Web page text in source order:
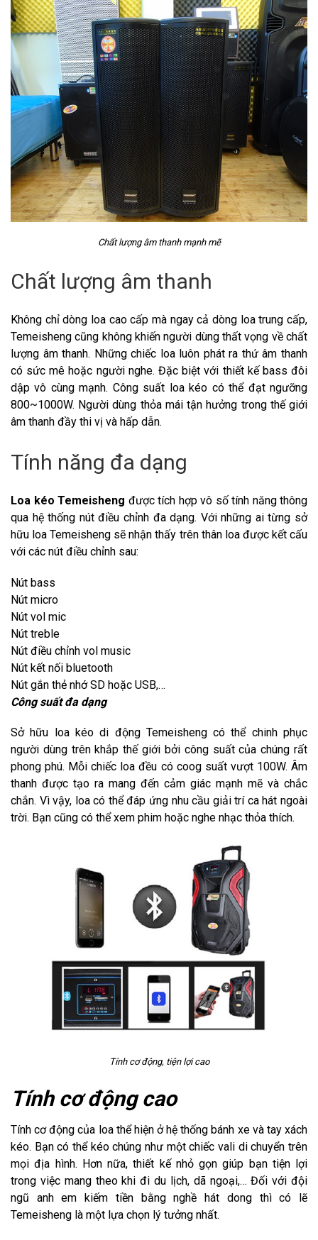
Chất lượng âm thanh mạnh mẽ
Chất lượng âm thanh
Không chỉ dòng loa cao cấp mà ngay cả dòng loa trung cấp,
Temeisheng cũng không khiến người dùng thất vọng về chất
lượng âm thanh. Những chiếc loa luôn phát ra thứ âm thanh
có sức mê hoặc người nghe. Đặc biệt với thiết kế bass đôi
dập vô cùng mạnh. Công suất loa kéo có thể đạt ngưỡng
800~1000W. Người dùng thỏa mái tận hưởng trong thế giới
âm thanh đầy thi vị và hấp dẫn.
Tính năng đa dạng
Loa kéo Temeisheng được tích hợp vô số tính năng thông
qua hệ thống nút điều chỉnh đa dạng. Với những ai từng sở
hữu loa Temeisheng sẽ nhận thấy trên thân loa được kết cấu
với các nút điều chỉnh sau:
Nút bass
Nút micro
Nút vol mic
Nút treble
Nút điều chỉnh vol music
Nút kết nối bluetooth
Nút gắn thẻ nhớ SD hoặc USB,…
Công suất đa dạng
Sở hữu loa kéo di động Temeisheng có thể chinh phục
người dùng trên khắp thế giới bởi công suất của chúng rất
phong phú. Mỗi chiếc loa đều có coog suất vượt 100W. Âm
thanh được tạo ra mang đến cảm giác mạnh mẽ và chắc
chắn. Vì vậy, loa có thể đáp ứng nhu cầu giải trí ca hát ngoài
trời. Bạn cũng có thể xem phim hoặc nghe nhạc thỏa thích.
Tính cơ động, tiện lợi cao
Tính cơ động cao
Tính cơ động của loa thể hiện ở hệ thống bánh xe và tay xách
kéo. Bạn có thể kéo chúng như một chiếc vali di chuyển trên
mọi địa hình. Hơn nữa, thiết kế nhỏ gọn giúp bạn tiện lợi
trong việc mang theo khi đi du lịch, dã ngoại,… Đối với đội
ngũ anh em kiếm tiền bằng nghề hát dong thì có lẽ
Temeisheng là một lựa chọn lý tưởng nhất.